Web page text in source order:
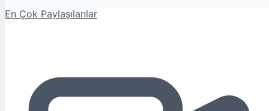
En Çok Paylaşılanlar